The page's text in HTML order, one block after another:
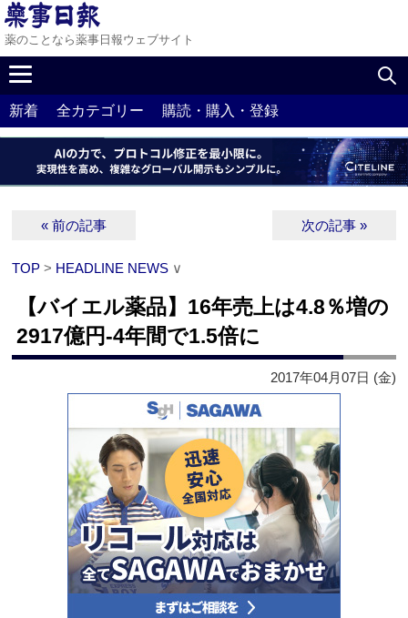
薬のことなら薬事日報ウェブサイト
新着 全カテゴリー 購読・購入・登録
« 前の記事 次の記事 »
TOP > HEADLINE NEWS ∨
【バイエル薬品】16年売上は4.8％増の
2917億円‐4年間で1.5倍に
2017年04月07日 (金)